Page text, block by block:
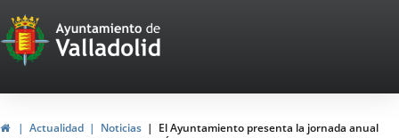
Portal
Web
del
Ayuntamiento
HomeActualidad Noticias
El Ayuntamiento presenta la jornada anual